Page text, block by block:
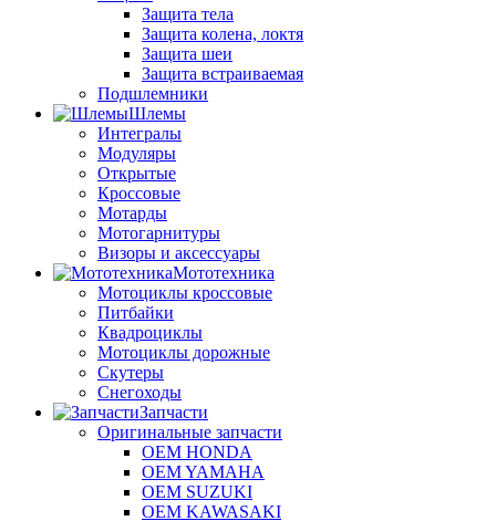
Защита тела
Защита колена, локтя
Защита шеи
Защита встраиваемая
Подшлемники
Шлемы
Интегралы
Модуляры
Открытые
Кроссовые
Мотарды
Мотогарнитуры
Визоры и аксессуары
Мототехника
Мотоциклы кроссовые
Питбайки
Квадроциклы
Мотоциклы дорожные
Скутеры
Снегоходы
Запчасти
Оригинальные запчасти
OEM HONDA
OEM YAMAHA
OEM SUZUKI
OEM KAWASAKI